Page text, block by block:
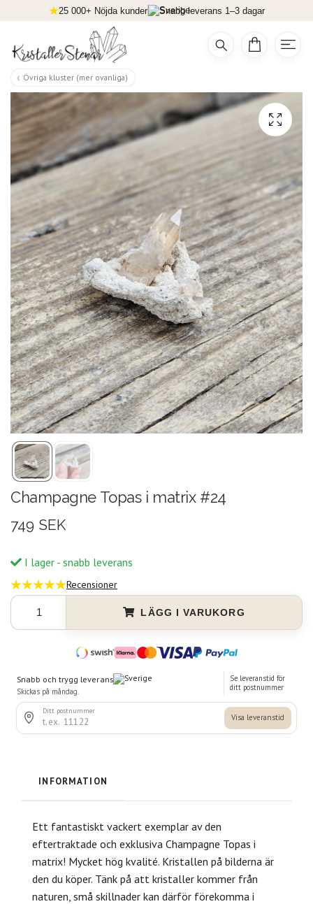
25 000+ Nöjda kunder Snabb leverans 1–3 dagar
Övriga kluster (mer ovanliga)
Champagne Topas i matrix #24
749 SEK
I lager - snabb leverans
Recensioner
LÄGG I VARUKORG
INFORMATION
Ett fantastiskt vackert exemplar av den
eftertraktade och exklusiva Champagne Topas i
matrix! Mycket hög kvalité. Kristallen på bilderna är
den du köper. Tänk på att kristaller kommer från
naturen, små skillnader kan därför förekomma i